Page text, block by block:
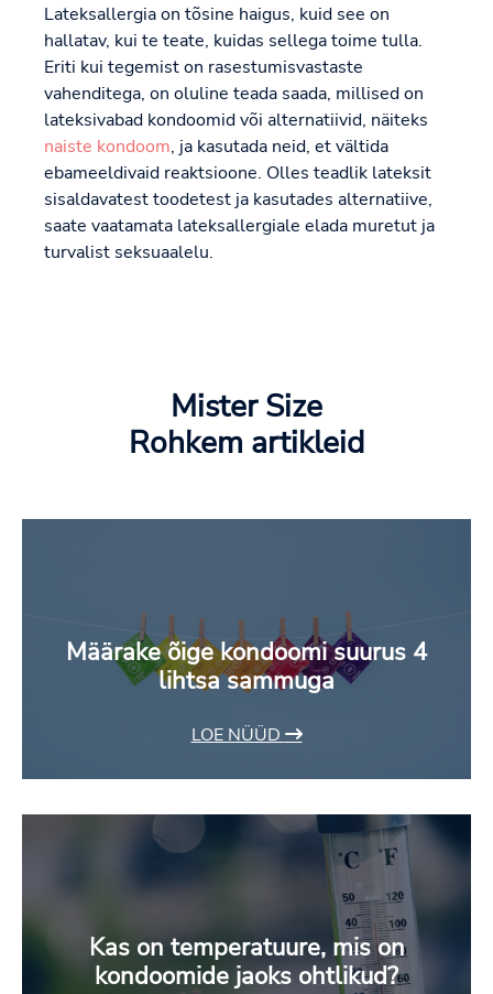
Lateksallergia on tõsine haigus, kuid see on
hallatav, kui te teate, kuidas sellega toime tulla.
Eriti kui tegemist on rasestumisvastaste
vahenditega, on oluline teada saada, millised on
lateksivabad kondoomid või alternatiivid, näiteks
naiste kondoom, ja kasutada neid, et vältida
ebameeldivaid reaktsioone. Olles teadlik lateksit
sisaldavatest toodetest ja kasutades alternatiive,
saate vaatamata lateksallergiale elada muretut ja
turvalist seksuaalelu.
Mister Size
Rohkem artikleid
Määrake õige kondoomi suurus 4
lihtsa sammuga
LOE NÜÜD
Kas on temperatuure, mis on
kondoomide jaoks ohtlikud?